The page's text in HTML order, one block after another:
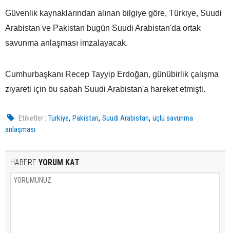
Güvenlik kaynaklarından alınan bilgiye göre, Türkiye, Suudi
Arabistan ve Pakistan bugün Suudi Arabistan'da ortak
savunma anlaşması imzalayacak.
Cumhurbaşkanı Recep Tayyip Erdoğan, günübirlik çalışma
ziyareti için bu sabah Suudi Arabistan'a hareket etmişti.
Etiketler : Türkiye,Pakistan,Suudi Arabistan,üçlü savunma
anlaşması
HABERE YORUM KAT